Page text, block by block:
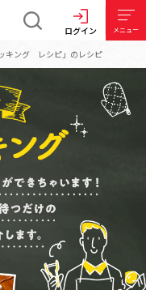
ログイン メニュー
キング レシピ」のレシピ